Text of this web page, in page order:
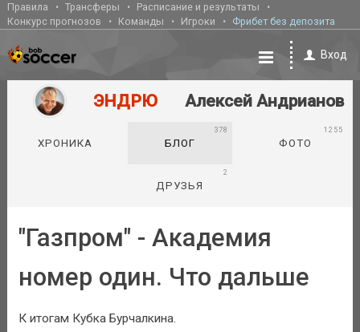
Правила Трансферы
Расписание и результаты
Конкурс прогнозов
Команды Игроки Фрибет без депозита
Вход
ЭНДРЮ Алексей Андрианов
ХРОНИКА БЛОГ
378
ФОТО
1255
ДРУЗЬЯ
2
"Газпром" - Академия
номер один. Что дальше
К итогам Кубка Бурчалкина.